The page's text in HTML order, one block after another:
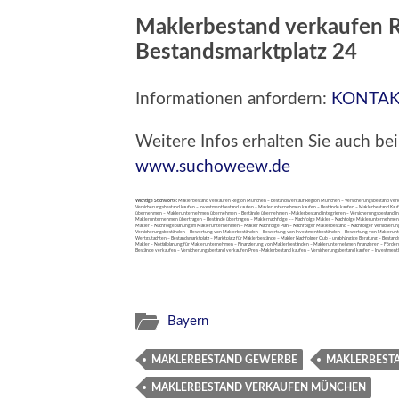
Maklerbestand verkaufen
Bestandsmarktplatz 24
Informationen anfordern:
Weitere Infos erhalten Sie auch
www.suchoweew.de
Wichtige Stichworte: Maklerbestand verkaufen Region München – Bestandsverkauf Region München – Versicherungsbestand
Versicherungsbestand kaufen – Investmentbestand kaufen – Maklerunternehmen kaufen – Bestände kaufen – Maklerbestand
übernehmen – Maklerunternehmen übernehmen – Bestände übernehmen –Maklerbestand integrieren –
Maklerunternehmen übertragen – Bestände übertragen – Maklernachfolge –– Nachfolge Makler – Nachfolge
Makler – Nachfolgeplanung im Maklerunternehmen – Makler Nachfolge Plan – Nachfolger Maklerbestand – Nachfolger
Versicherungsbeständen – Bewertung von Maklerbeständen – Bewertung von Investmentbeständen – Bewertung von
Wertgutachten – Bestandsmarktplatz – Marktplatz für Maklerbestände – Makler Nachfolger Club – unabhängige Beratung –
Makler – Notfallplanung für Maklerunternehmen – Finanzierung von Maklerbeständen – Maklerunternehmen finanzieren –
Bestände verkaufen – Versicherungsbestand verkaufen Preis -Maklerbestand kaufen – Versicherungsbestand kaufen –
Bayern
MAKLERBESTAND GEWERBE
MAKLERBESTAND VERKAUFEN MÜNCHEN